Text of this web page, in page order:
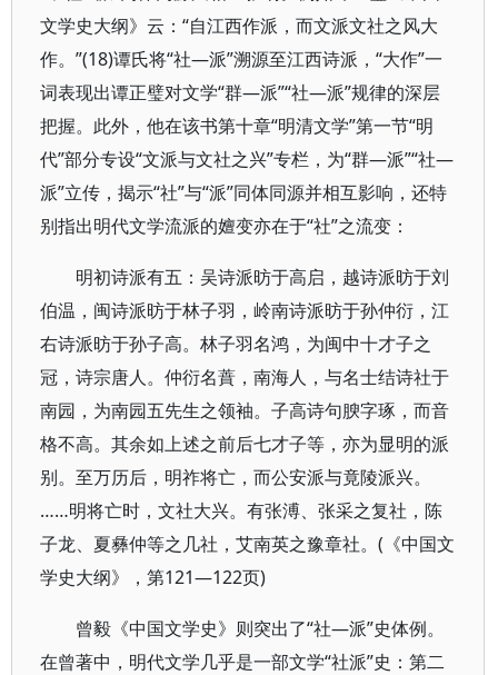
文学史大纲》云：“自江西作派，而文派文社之风大
作。”(18)谭氏将“社—派”溯源至江西诗派，“大作”一
词表现出谭正璧对文学“群—派”“社—派”规律的深层
把握。此外，他在该书第十章“明清文学”第一节“明
代”部分专设“文派与文社之兴”专栏，为“群—派”“社—
派”立传，揭示“社”与“派”同体同源并相互影响，还特
别指出明代文学流派的嬗变亦在于“社”之流变：
明初诗派有五：吴诗派昉于高启，越诗派昉于刘
伯温，闽诗派昉于林子羽，岭南诗派昉于孙仲衍，江
右诗派昉于孙子高。林子羽名鸿，为闽中十才子之
冠，诗宗唐人。仲衍名蕡，南海人，与名士结诗社于
南园，为南园五先生之领袖。子高诗句腴字琢，而音
格不高。其余如上述之前后七才子等，亦为显明的派
别。至万历后，明祚将亡，而公安派与竟陵派兴。
……明将亡时，文社大兴。有张溥、张采之复社，陈
子龙、夏彝仲等之几社，艾南英之豫章社。(《中国文
学史大纲》，第121—122页)
曾毅《中国文学史》则突出了“社—派”史体例。
在曾著中，明代文学几乎是一部文学“社派”史：第二